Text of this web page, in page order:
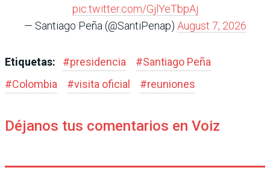
pic.twitter.com/GjlYeTbpAj
— Santiago Peña (@SantiPenap) August 7, 2026
Etiquetas: #presidencia #Santiago Peña
#Colombia #visita oficial #reuniones
Déjanos tus comentarios en Voiz